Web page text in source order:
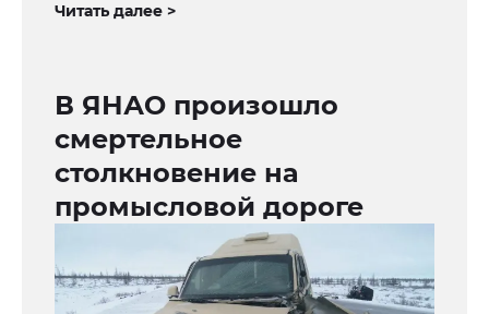
Читать далее >
В ЯНАО произошло
смертельное
столкновение на
промысловой дороге